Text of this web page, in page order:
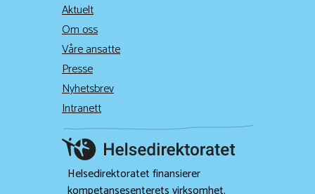
Aktuelt
Om oss
Våre ansatte
Presse
Nyhetsbrev
Intranett
Helsedirektoratet finansierer